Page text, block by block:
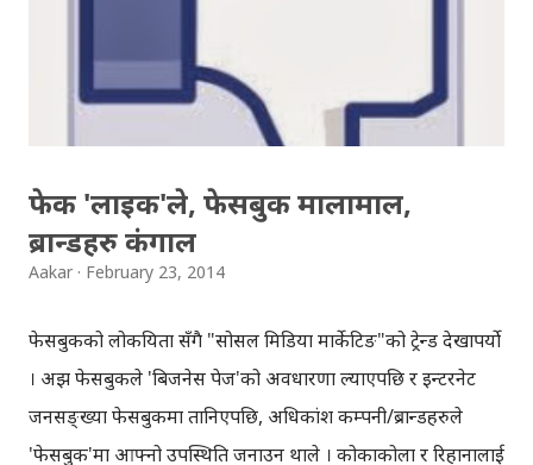
'पास-फ्रेजेज' बनाउन उनको सुझाव थियो, जुन डिक्सनरीमा नभेटियोस
र सजिलै सम्झन पनि सकियोस् । बलियो पासवर्ड कस्तो हुन्छ, यो छोटो
फेक 'लाइक'ले, फेसबुक मालामाल,
ब्रान्डहरु कंगाल
Aakar February 23, 2014
फेसबुकको लोकप्रियता सँगै "सोसल मिडिया मार्केटिङ"को ट्रेन्ड देखापर्यो
। अझ फेसबुकले 'बिजनेस पेज'को अवधारणा ल्याएपछि र इन्टरनेट
जनसङ्ख्या फेसबुकमा तानिएपछि, अधिकांश कम्पनी/ब्रान्डहरुले
'फेसबुक'मा आफ्नो उपस्थिति जनाउन थाले । कोकाकोला र रिहानालाई